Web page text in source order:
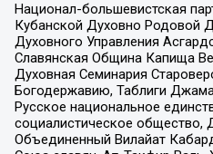
Национал-большевистская
Кубанской Духовно Родовой
Духовного Управления
Славянская Община Капища
Духовная Семинария
Богодержавию, Таблиги
Русское национальное
социалистическое общество,
Объединенный Вилайат